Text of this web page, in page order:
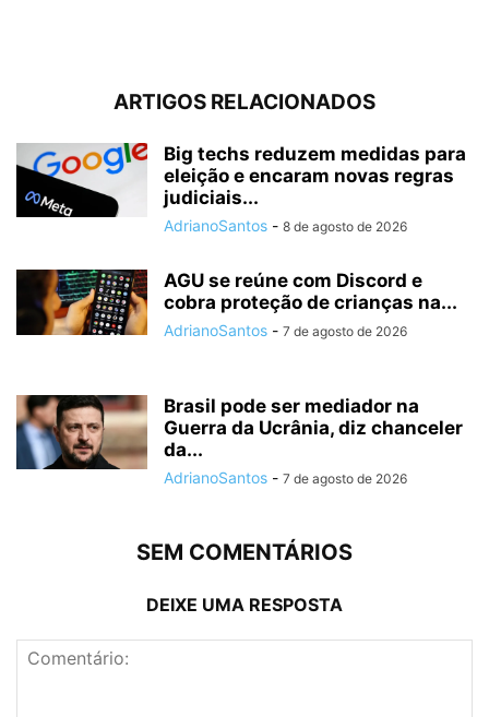
ARTIGOS RELACIONADOS
Big techs reduzem medidas para
eleição e encaram novas regras
judiciais...
AdrianoSantos - 8 de agosto de 2026
AGU se reúne com Discord e
cobra proteção de crianças na...
AdrianoSantos - 7 de agosto de 2026
Brasil pode ser mediador na
Guerra da Ucrânia, diz chanceler
da...
AdrianoSantos - 7 de agosto de 2026
SEM COMENTÁRIOS
DEIXE UMA RESPOSTA